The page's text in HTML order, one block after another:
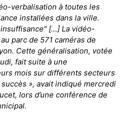
verbalisation à toutes les
installées dans la ville.
[...] La vidéo-
parc de 571 caméras de
Cette généralisation, votée
fait suite à une
mois sur différents secteurs
», avait indiqué mercredi
lors d’une conférence de